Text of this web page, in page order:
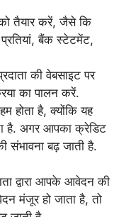
तैयार करें, जैसे कि
बैंक स्टेटमेंट,
की वेबसाइट पर
का पालन करें.
होता है, क्योंकि यह
है. अगर आपका क्रेडिट
संभावना बढ़ जाती है.
द्वारा आपके आवेदन की
मंजूर हो जाता है, तो